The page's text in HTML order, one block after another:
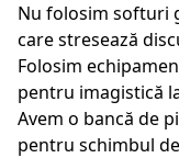
Nu folosim softuri
care stresează
Folosim
pentru imagistică
Avem o bancă de
pentru schimbul